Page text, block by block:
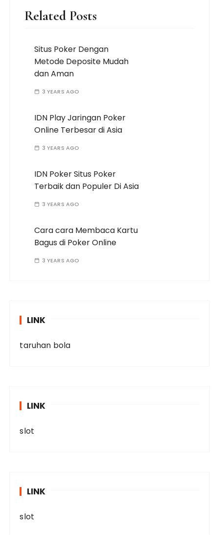
Related Posts
Situs Poker Dengan
Metode Deposite Mudah
dan Aman
3 YEARS AGO
IDN Play Jaringan Poker
Online Terbesar di Asia
3 YEARS AGO
IDN Poker Situs Poker
Terbaik dan Populer Di Asia
3 YEARS AGO
Cara cara Membaca Kartu
Bagus di Poker Online
3 YEARS AGO
LINK
taruhan bola
LINK
slot
LINK
slot